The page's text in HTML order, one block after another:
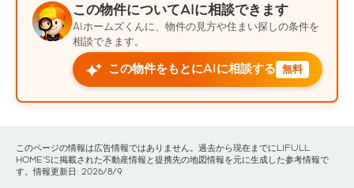
この物件についてAIに相談できます
AIホームズくんに、物件の見方や住まい探しの条件を
相談できます。
この物件をもとにAIに相談する 無料
このページの情報は広告情報ではありません。過去から現在までにLIFULL
HOME'Sに掲載された不動産情報と提携先の地図情報を元に生成した参考情報で
す。情報更新日: 2026/8/9